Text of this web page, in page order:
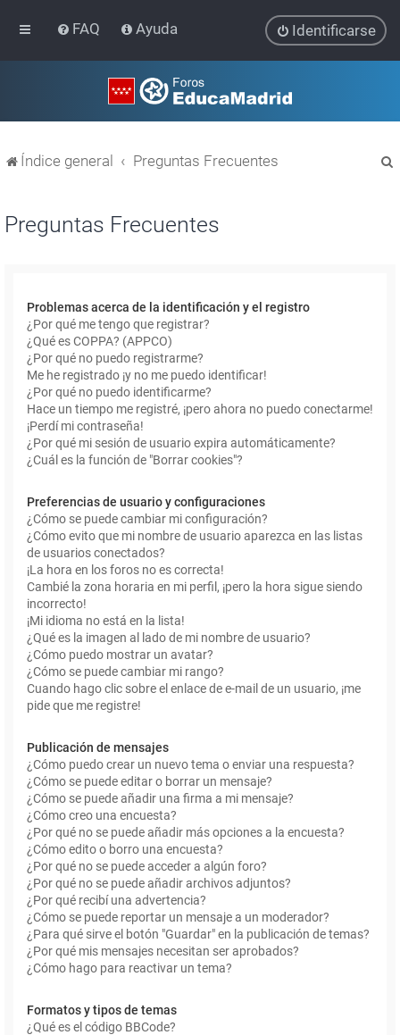
FAQ Ayuda Identificarse
Índice general Preguntas Frecuentes
Preguntas Frecuentes
Problemas acerca de la identificación y el registro
¿Por qué me tengo que registrar?
¿Qué es COPPA? (APPCO)
¿Por qué no puedo registrarme?
Me he registrado ¡y no me puedo identificar!
¿Por qué no puedo identificarme?
Hace un tiempo me registré, ¡pero ahora no puedo conectarme!
¡Perdí mi contraseña!
¿Por qué mi sesión de usuario expira automáticamente?
¿Cuál es la función de "Borrar cookies"?
Preferencias de usuario y configuraciones
¿Cómo se puede cambiar mi configuración?
¿Cómo evito que mi nombre de usuario aparezca en las listas
de usuarios conectados?
¡La hora en los foros no es correcta!
Cambié la zona horaria en mi perfil, ¡pero la hora sigue siendo
incorrecto!
¡Mi idioma no está en la lista!
¿Qué es la imagen al lado de mi nombre de usuario?
¿Cómo puedo mostrar un avatar?
¿Cómo se puede cambiar mi rango?
Cuando hago clic sobre el enlace de e-mail de un usuario, ¡me
pide que me registre!
Publicación de mensajes
¿Cómo puedo crear un nuevo tema o enviar una respuesta?
¿Cómo se puede editar o borrar un mensaje?
¿Cómo se puede añadir una firma a mi mensaje?
¿Cómo creo una encuesta?
¿Por qué no se puede añadir más opciones a la encuesta?
¿Cómo edito o borro una encuesta?
¿Por qué no se puede acceder a algún foro?
¿Por qué no se puede añadir archivos adjuntos?
¿Por qué recibí una advertencia?
¿Cómo se puede reportar un mensaje a un moderador?
¿Para qué sirve el botón "Guardar" en la publicación de temas?
¿Por qué mis mensajes necesitan ser aprobados?
¿Cómo hago para reactivar un tema?
Formatos y tipos de temas
¿Qué es el código BBCode?